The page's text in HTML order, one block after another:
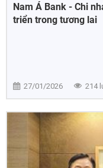
Nam Á Bank - Chi
triển trong tương lai
27/01/2026 214